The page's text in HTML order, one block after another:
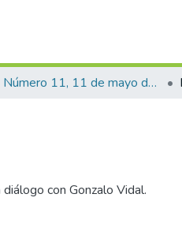
Número 11, 11 de mayo de 1940
con Gonzalo Vidal.